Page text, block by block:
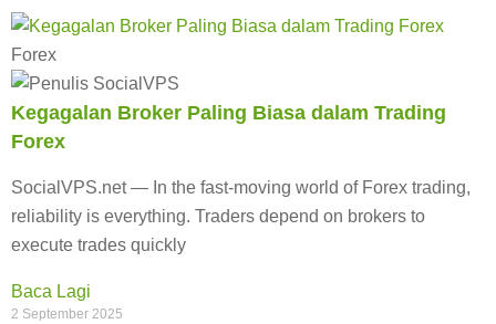
Forex
Kegagalan Broker Paling Biasa dalam Trading
Forex
SocialVPS.net — In the fast-moving world of Forex trading,
reliability is everything. Traders depend on brokers to
execute trades quickly
Baca Lagi
2 September 2025